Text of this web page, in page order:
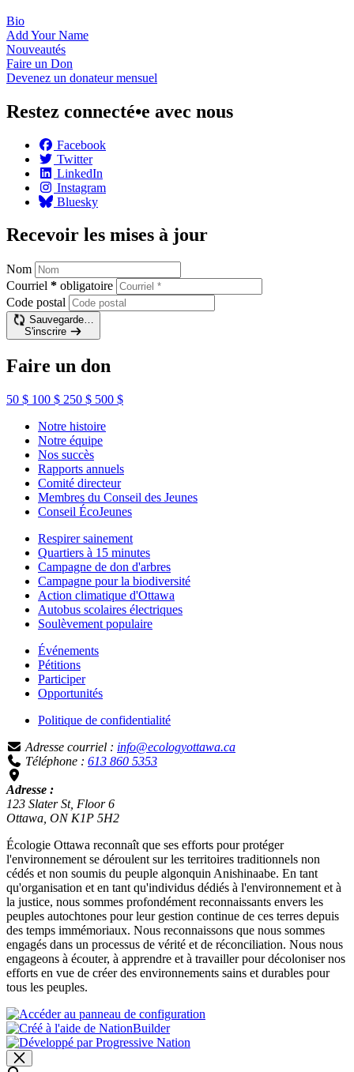
Bio
Add YourName
Nouveautés
Faire un Don
Devenez un donateurmensuel
Restez connecté•e avec nous
Facebook
Twitter
LinkedIn
Instagram
Bluesky
Recevoir les mises à jour
Nom
Courriel * obligatoire
Code postal
Sauvegarde…
S'inscrire
Faire un don
50 $ 100 $ 250 $ 500 $
Notre histoire
Notre équipe
Nos succès
Rapports annuels
Comité directeur
Membres du Conseil des Jeunes
Conseil ÉcoJeunes
Respirer sainement
Quartiers à 15 minutes
Campagne de don d'arbres
Campagne pour la biodiversité
Action climatique d'Ottawa
Autobus scolaires électriques
Soulèvement populaire
Événements
Pétitions
Participer
Opportunités
Politique de confidentialité
Adresse courriel : info@ecologyottawa.ca
Téléphone : 613 860 5353
Adresse :
123 Slater St, Floor 6
Ottawa, ON K1P 5H2
Écologie Ottawa reconnaît que ses efforts pour protéger
l'environnement se déroulent sur les territoires traditionnels non
cédés et non soumis du peuple algonquin Anishinaabe. En tant
qu'organisation et en tant qu'individus dédiés à l'environnement et à
la justice, nous sommes profondément reconnaissants envers les
peuples autochtones pour leur gestion continue de ces terres depuis
des temps immémoriaux. Nous reconnaissons que nous sommes
engagés dans un processus de vérité et de réconciliation. Nous nous
engageons à écouter, à apprendre et à travailler pour décoloniser nos
efforts en vue de créer des environnements sains et durables pour
tous les peuples.